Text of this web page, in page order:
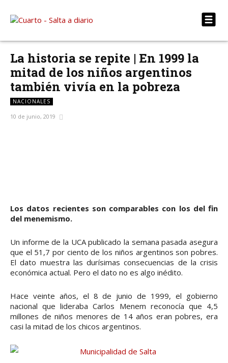
La historia se repite | En 1999 la
mitad de los niños argentinos
también vivía en la pobreza
NACIONALES
10 de junio, 2019
Los datos recientes son comparables con los del fin
del menemismo.
Un informe de la UCA publicado la semana pasada asegura
que el 51,7 por ciento de los niños argentinos son pobres.
El dato muestra las durísimas consecuencias de la crisis
económica actual. Pero el dato no es algo inédito.
Hace veinte años, el 8 de junio de 1999, el gobierno
nacional que lideraba Carlos Menem reconocía que 4,5
millones de niños menores de 14 años eran pobres, era
casi la mitad de los chicos argentinos.